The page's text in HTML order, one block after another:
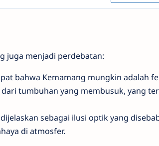
juga menjadi perdebatan:
bahwa Kemamang mungkin adalah
tumbuhan yang membusuk, yang
sebagai ilusi optik yang
di atmosfer.